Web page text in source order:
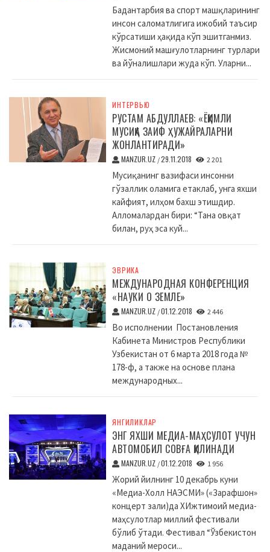
Бадантарбия ва спорт машқларининг
инсон саломатлигига ижобий таъсир
кўрсатиши ҳақида кўп эшитганмиз.
Жисмоний машғулотларнинг турлари
ва йўналишлари жуда кўп. Уларни...
ИНТЕРВЬЮ
РУСТАМ АБДУЛЛАЕВ: «ЁҚИМЛИ
МУСИҚА ЗАИФ ҲУЖАЙРАЛАРНИ
ЖОНЛАНТИРАДИ»
MANZUR.UZ /29.11.2018 2 201
Мусиқанинг вазифаси инсонни
гўзаллик оламига етаклаб, унга яхши
кайфият, илҳом бахш этишдир.
Алломалардан бири: “Тана овқат
билан, руҳ эса куй...
ЭВРИКА
МЕЖДУНАРОДНАЯ КОНФЕРЕНЦИЯ
«НАУКИ О ЗЕМЛЕ»
MANZUR.UZ /01.12.2018 2 446
Во исполнении Постановления
Кабинета Министров Республики
Узбекистан от 6 марта 2018 года №
178-ф, а также на основе плана
международных...
ЯНГИЛИКЛАР
ЭНГ ЯХШИ МЕДИА-МАҲСУЛОТ УЧУН
АВТОМОБИЛ СОВҒА ҚИЛИНАДИ
MANZUR.UZ /01.12.2018 1 956
Жорий йилнинг 10 декабрь куни
«Медиа-Холл НАЭСМИ» («Зарафшон»
концерт зали)да XИжтимоий медиа-
маҳсулотлар миллий фестивали
бўлиб ўтади. Фестивал “Ўзбекистон
маданий мероси...